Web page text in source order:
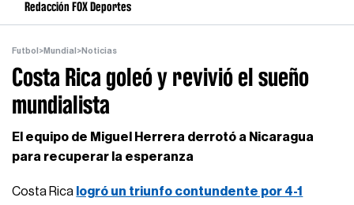
Redacción FOX Deportes
Futbol >Mundial >Noticias
Costa Rica goleó y revivió el sueño
mundialista
El equipo de Miguel Herrera derrotó a Nicaragua
para recuperar la esperanza
Costa Rica logró un triunfo contundente por 4-1